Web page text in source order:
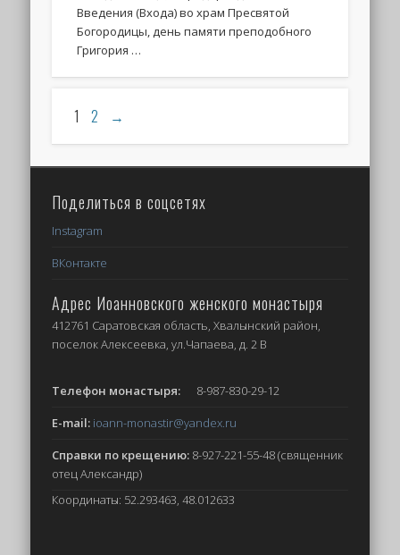
Введения (Входа) во храм Пресвятой
Богородицы, день памяти преподобного
Григория …
1 2 →
Поделиться в соцсетях
Instagram
ВКонтакте
Адрес Иоанновского женского монастыря
412761 Саратовская область, Хвалынский район,
поселок Алексеевка, ул.Чапаева, д. 2 В
Телефон монастыря:
8-987-830-29-12
E-mail: ioann-monastir@yandex.ru
Справки по крещению: 8-927-221-55-48 (священник
отец Александр)
Координаты: 52.293463, 48.012633